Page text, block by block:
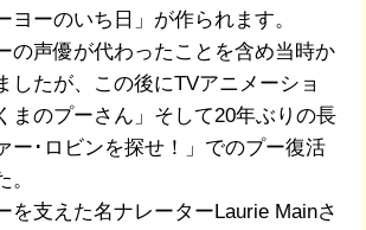
ヨーのいち日」が作られます。
の声優が代わったことを含め当時か
したが、この後にTVアニメーショ
まのプーさん」そして20年ぶりの長
ー･ロビンを探せ！」でのプー復活
を支えた名ナレーターLaurie Mainさ